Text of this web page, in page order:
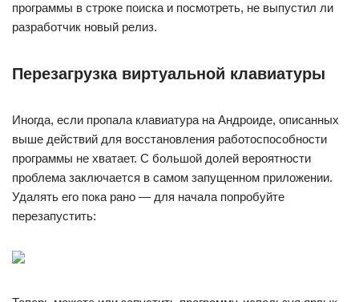
программы в строке поиска и посмотреть, не выпустил ли
разработчик новый релиз.
Перезагрузка виртуальной клавиатуры
Иногда, если пропала клавиатура на Андроиде, описанных
выше действий для восстановления работоспособности
программы не хватает. С большой долей вероятности
проблема заключается в самом запущенном приложении.
Удалять его пока рано — для начала попробуйте
перезапустить: